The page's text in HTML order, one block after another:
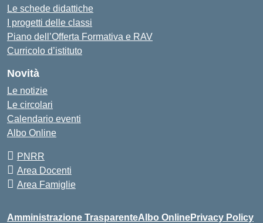
Le schede didattiche
I progetti delle classi
Piano dell’Offerta Formativa e RAV
Curricolo d’istituto
Novità
Le notizie
Le circolari
Calendario eventi
Albo Online
PNRR
Area Docenti
Area Famiglie
Amministrazione TrasparenteAlbo OnlinePrivacy Policy